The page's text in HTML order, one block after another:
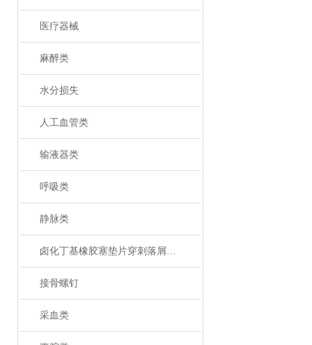
医疗器械
麻醉类
水分损失
人工血管类
输液器类
呼吸类
静脉类
卤化丁基橡胶塞垫片穿刺落屑和穿刺力测试仪
接骨螺钉
采血类